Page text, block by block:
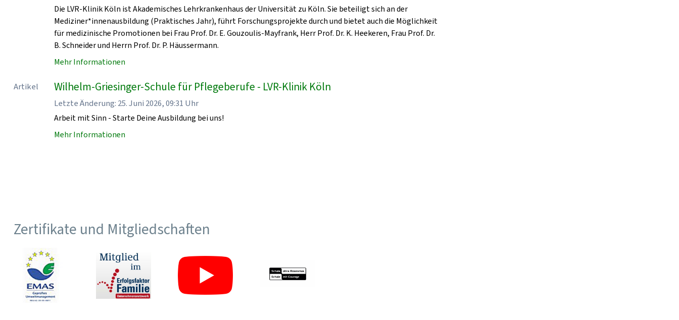
Die LVR-Klinik Köln ist Akademisches Lehrkrankenhaus der Universität zu Köln. Sie beteiligt sich an der
Mediziner*innenausbildung (Praktisches Jahr), führt Forschungsprojekte durch und bietet auch die Möglichkeit
für medizinische Promotionen bei Frau Prof. Dr. E. Gouzoulis-Mayfrank, Herr Prof. Dr. K. Heekeren, Frau Prof. Dr.
B. Schneider und Herrn Prof. Dr. P. Häussermann.
Mehr Informationen
Artikel Wilhelm-Griesinger-Schule für Pflegeberufe - LVR-Klinik Köln
Letzte Änderung: 25. Juni 2026, 09:31 Uhr
Arbeit mit Sinn - Starte Deine Ausbildung bei uns!
Mehr Informationen
Zertifikate und Mitgliedschaften